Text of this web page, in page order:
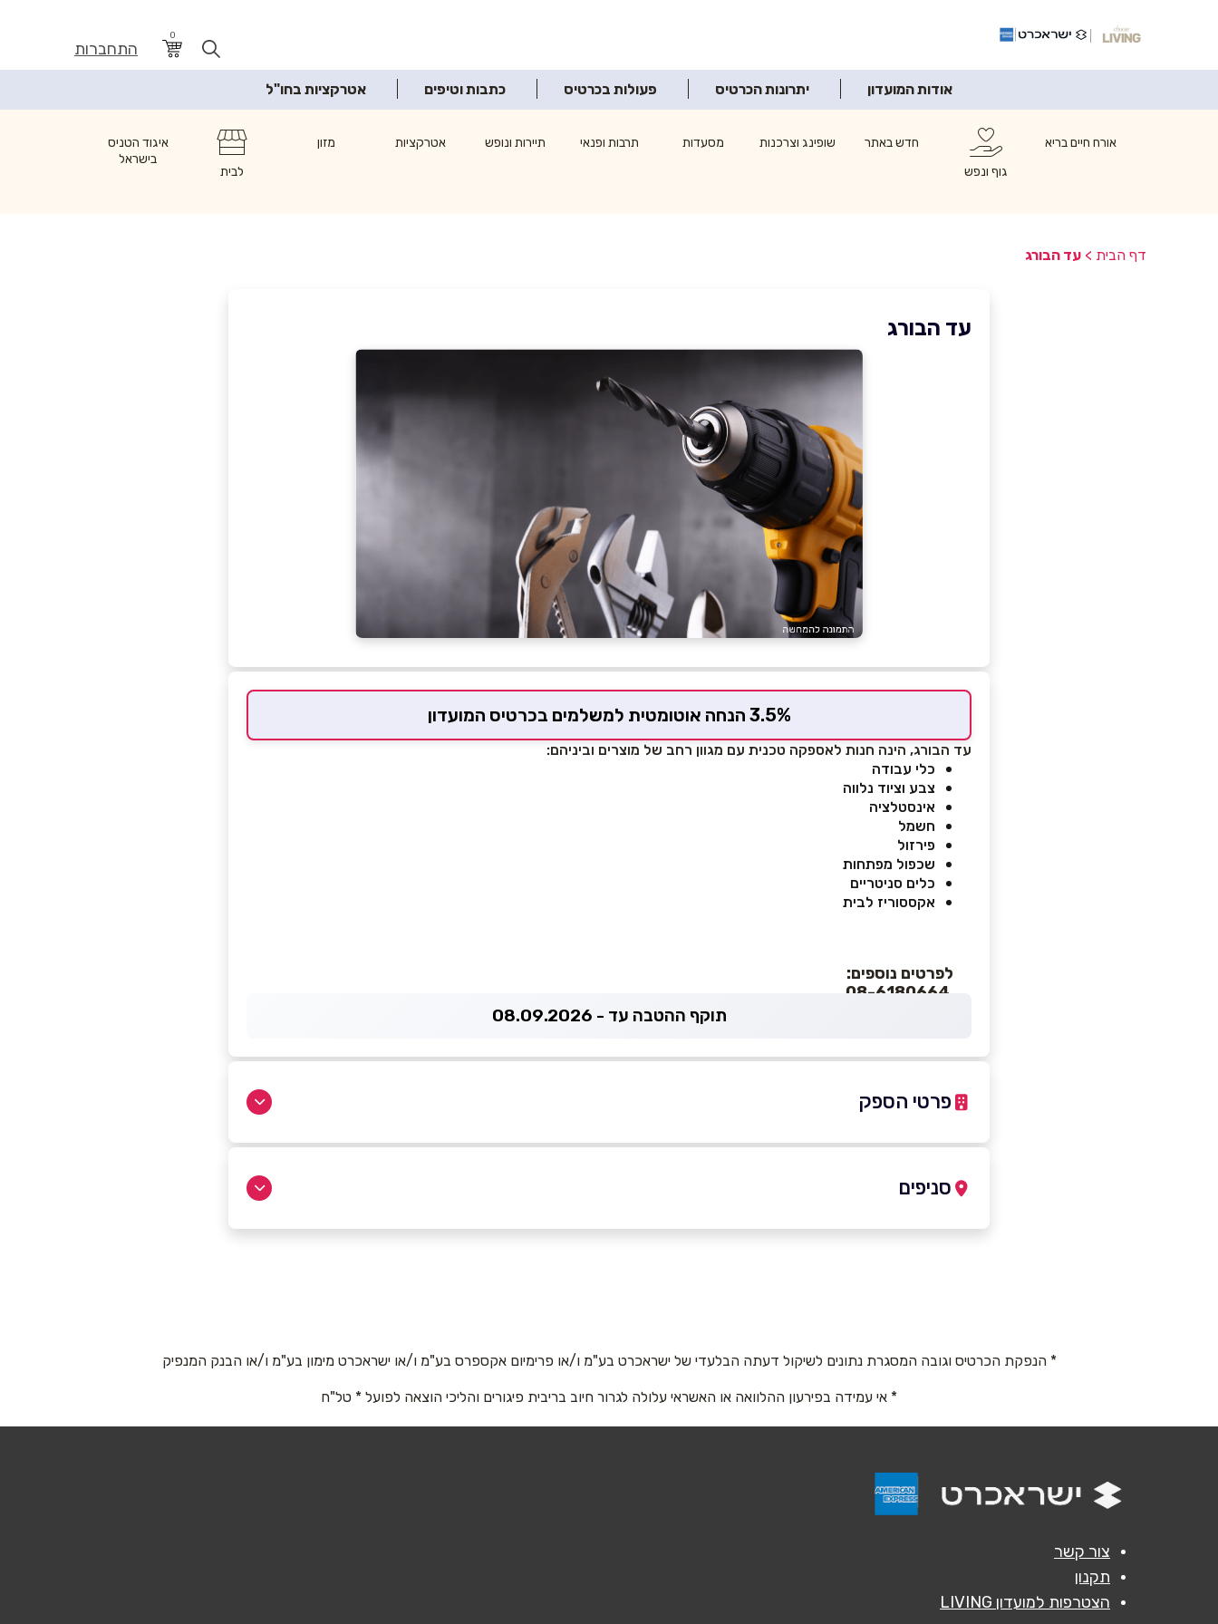
0
התחברות
אודות המועדון יתרונות הכרטיס פעולות בכרטיס כתבות וטיפים אטרקציות בחו"ל
אורח חיים בריא
גוף ונפש
חדש באתר שופינג וצרכנות מסעדות תרבות ופנאי תיירות ונופש אטרקציות
מזון
לבית
איגוד הטניס
בישראל
דף הבית > עד הבורג
עד הבורג
3.5% הנחה אוטומטית למשלמים בכרטיס המועדון
עד הבורג, הינה חנות לאספקה טכנית עם מגוון רחב של מוצרים וביניהם:
כלי עבודה
צבע וציוד נלווה
אינסטלציה
חשמל
פירזול
שכפול מפתחות
כלים סניטריים
אקססוריז לבית
לפרטים נוספים:
תוקף ההטבה עד - 08.09.2026
פרטי הספק
נושא*
אנא חזרו אלי בקשר ל...
סניפים
* הנפקת הכרטיס וגובה המסגרת נתונים לשיקול דעתה הבלעדי של ישראכרט בע"מ ו/או פרימיום אקספרס בע"מ ו/או ישראכרט מימון בע"מ ו/או הבנק המנפיק
* אי עמידה בפירעון ההלוואה או האשראי עלולה לגרור חיוב בריבית פיגורים והליכי הוצאה לפועל * טל"ח
צור קשר
תקנון
הצטרפות למועדון LIVING